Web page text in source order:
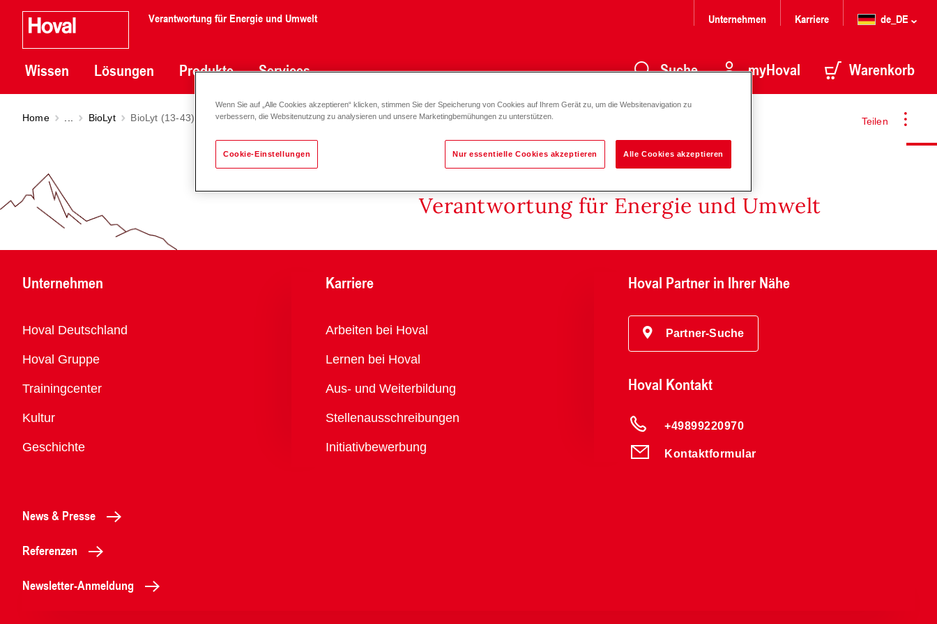
Verantwortung für Energie und Umwelt
Wissen Lösungen Produkte Services
Unternehmen Karriere de_DE
Suche myHoval Warenkorb
Teilen
Home BioLyt BioLyt (13-43)
Verantwortung für Energie und Umwelt
Unternehmen
Übersicht
Hoval Deutschland
Hoval Gruppe
Trainingcenter
Kultur
Geschichte
Karriere
Übersicht
Arbeiten bei Hoval
Lernen bei Hoval
Aus- und Weiterbildung
Stellenausschreibungen
Initiativbewerbung
Hoval Partner in Ihrer Nähe
Partner-Suche
Hoval Kontakt
+49899220970
Kontaktformular
News & Presse
Referenzen
Newsletter-Anmeldung
Wenn Sie auf „Alle Cookies akzeptieren“ klicken, stimmen Sie der Speicherung von Cookies auf Ihrem Gerät zu, um die Websitenavigation zu
verbessern, die Websitenutzung zu analysieren und unsere Marketingbemühungen zu unterstützen.
Cookie-Einstellungen Nur essentielle Cookies akzeptieren Alle Cookies akzeptieren